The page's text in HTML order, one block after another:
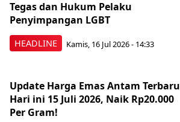
HEADLINE
Tegas dan Hukum Pelaku
Penyimpangan LGBT
Kamis, 16 Jul 2026 - 14:33
Update Harga Emas Antam Terbaru
Hari ini 15 Juli 2026, Naik Rp20.000
Per Gram!